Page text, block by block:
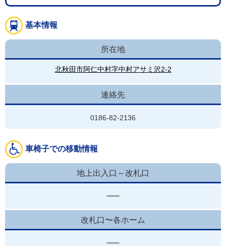
基本情報
所在地
北秋田市阿仁中村字中村アサミ沢2-2
連絡先
0186-82-2136
車椅子での移動情報
地上出入口～改札口
改札口〜各ホーム